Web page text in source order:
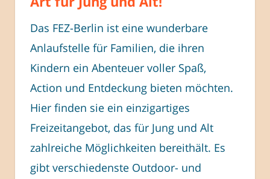
Das FEZ-Berlin ist eine wunderbare
Anlaufstelle für Familien, die ihren
Kindern ein Abenteuer voller Spaß,
Action und Entdeckung bieten möchten.
Hier finden sie ein einzigartiges
Freizeitangebot, das für Jung und Alt
zahlreiche Möglichkeiten bereithält. Es
gibt verschiedenste Outdoor- und